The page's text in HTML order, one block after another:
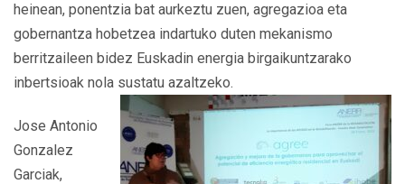
heinean, ponentzia bat aurkeztu zuen, agregazioa eta
gobernantza hobetzea indartuko duten mekanismo
berritzaileen bidez Euskadin energia birgaikuntzarako
inbertsioak nola sustatu azaltzeko.
Jose Antonio
Gonzalez
Garciak,